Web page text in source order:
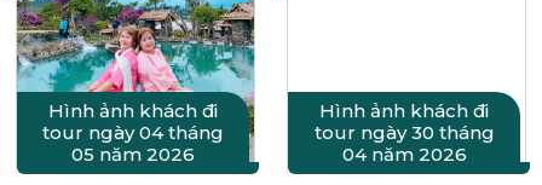
Hình ảnh khách đi
tour ngày 04 tháng
05 năm 2026
Hình ảnh khách đi
tour ngày 30 tháng
04 năm 2026